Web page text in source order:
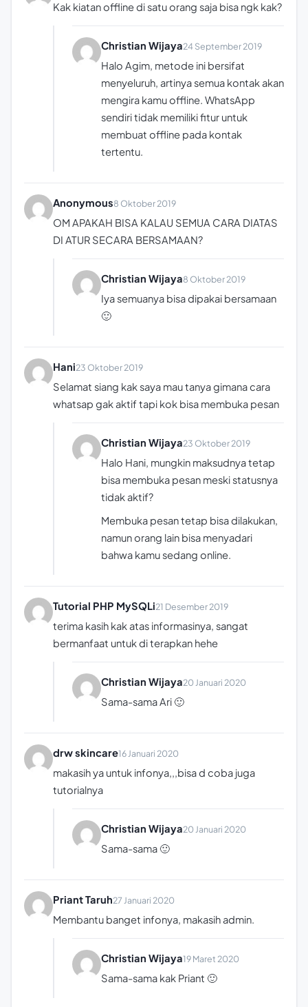
Kak kiatan offline di satu orang saja bisa ngk kak?
Christian Wijaya24 September 2019
Halo Agim, metode ini bersifat
menyeluruh, artinya semua kontak akan
mengira kamu offline. WhatsApp
sendiri tidak memiliki fitur untuk
membuat offline pada kontak
tertentu.
Anonymous8 Oktober 2019
OM APAKAH BISA KALAU SEMUA CARA DIATAS
DI ATUR SECARA BERSAMAAN?
Christian Wijaya8 Oktober 2019
Iya semuanya bisa dipakai bersamaan
🙂
Hani23 Oktober 2019
Selamat siang kak saya mau tanya gimana cara
whatsap gak aktif tapi kok bisa membuka pesan
Christian Wijaya23 Oktober 2019
Halo Hani, mungkin maksudnya tetap
bisa membuka pesan meski statusnya
tidak aktif?
Membuka pesan tetap bisa dilakukan,
namun orang lain bisa menyadari
bahwa kamu sedang online.
Tutorial PHP MySQLi21 Desember 2019
terima kasih kak atas informasinya, sangat
bermanfaat untuk di terapkan hehe
Christian Wijaya20 Januari 2020
Sama-sama Ari 🙂
drw skincare16 Januari 2020
makasih ya untuk infonya,,,bisa d coba juga
tutorialnya
Christian Wijaya20 Januari 2020
Sama-sama 🙂
Priant Taruh27 Januari 2020
Membantu banget infonya, makasih admin.
Christian Wijaya19 Maret 2020
Sama-sama kak Priant 🙂